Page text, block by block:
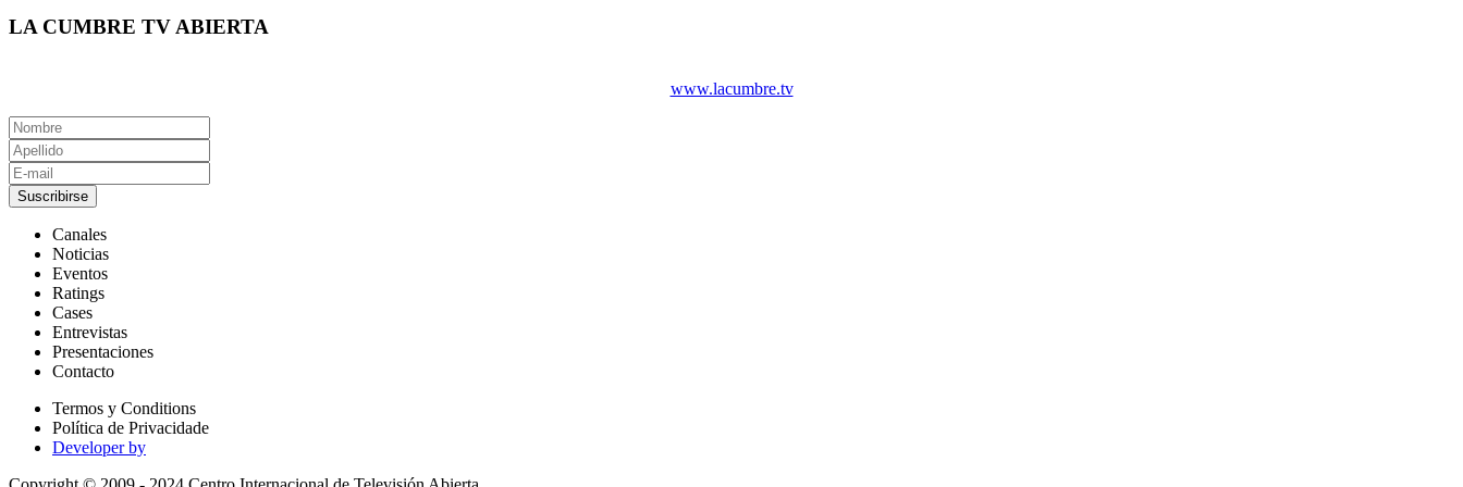
LA CUMBRE TV ABIERTA
www.lacumbre.tv
Suscribirse
Canales
Noticias
Eventos
Ratings
Cases
Entrevistas
Presentaciones
Contacto
Termos y Conditions
Política de Privacidade
Developer by